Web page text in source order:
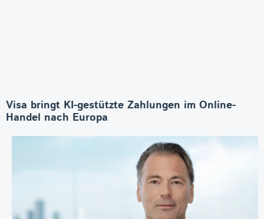
Visa bringt KI-gestützte Zahlungen im Online-
Handel nach Europa